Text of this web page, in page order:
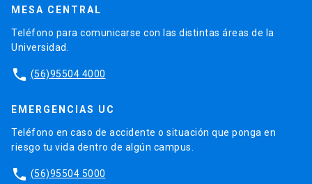
MESA CENTRAL
Teléfono para comunicarse con las distintas áreas de la
Universidad.
phone (56)95504 4000
EMERGENCIAS UC
Teléfono en caso de accidente o situación que ponga en
riesgo tu vida dentro de algún campus.
phone (56)95504 5000